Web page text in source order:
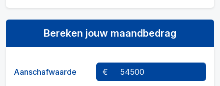
Bereken jouw maandbedrag
Aanschafwaarde €